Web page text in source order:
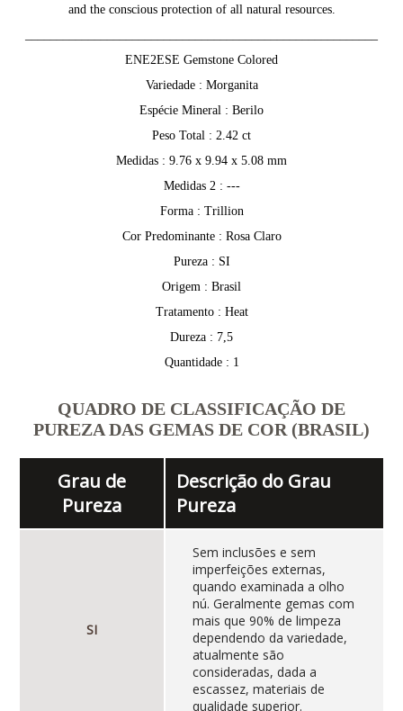
and the conscious protection of all natural resources.
ENE2ESE Gemstone Colored
Variedade : Morganita
Espécie Mineral : Berilo
Peso Total : 2.42 ct
Medidas : 9.76 x 9.94 x 5.08 mm
Medidas 2 : ---
Forma : Trillion
Cor Predominante : Rosa Claro
Pureza : SI
Origem : Brasil
Tratamento : Heat
Dureza : 7,5
Quantidade : 1
QUADRO DE CLASSIFICAÇÃO DE
PUREZA DAS GEMAS DE COR (BRASIL)
Grau de
Pureza
Descrição do Grau
Pureza
SI
Sem inclusões e sem
imperfeições externas,
quando examinada a olho
nú. Geralmente gemas com
mais que 90% de limpeza
dependendo da variedade,
atualmente são
consideradas, dada a
escassez, materiais de
qualidade superior.